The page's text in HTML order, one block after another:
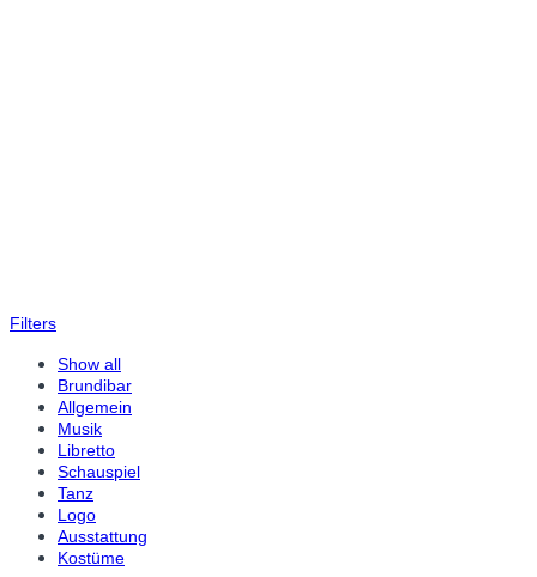
Filters
Show all
Brundibar
Allgemein
Musik
Libretto
Schauspiel
Tanz
Logo
Ausstattung
Kostüme